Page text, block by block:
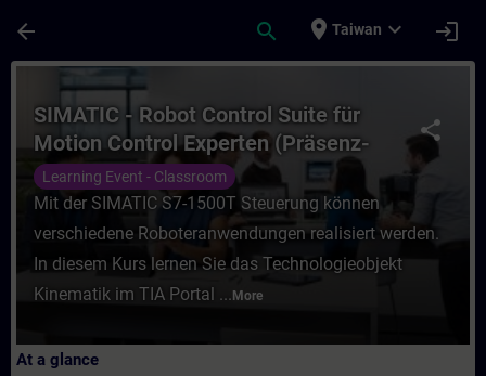
arrow_back search place Taiwan expand_more login
Course - SIMATIC - Robot Control Suite
share
SIMATIC - Robot Control Suite für
Motion Control Experten (Präsenz-
Training)
Learning Event - Classroom
Mit der SIMATIC S7-1500T Steuerung können
verschiedene Roboteranwendungen realisiert werden.
In diesem Kurs lernen Sie das Technologieobjekt
Kinematik im TIA Portal ... More
At a glance